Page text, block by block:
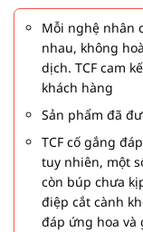
Mỗi nghệ nhân
nhau, không
dịch. TCF cam
khách hàng
Sản phẩm đã
TCF cố gắng
tuy nhiên, một
còn búp chưa
điệp cắt cành
đáp ứng hoa và